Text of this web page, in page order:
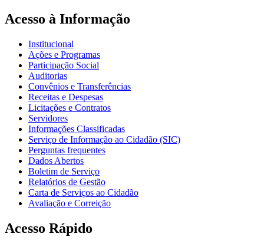
Acesso à Informação
Institucional
Ações e Programas
Participação Social
Auditorias
Convênios e Transferências
Receitas e Despesas
Licitações e Contratos
Servidores
Informações Classificadas
Serviço de Informação ao Cidadão (SIC)
Perguntas frequentes
Dados Abertos
Boletim de Serviço
Relatórios de Gestão
Carta de Serviços ao Cidadão
Avaliação e Correição
Acesso Rápido